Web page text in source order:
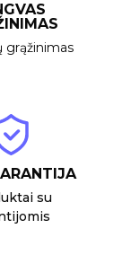
grąžinimas
su